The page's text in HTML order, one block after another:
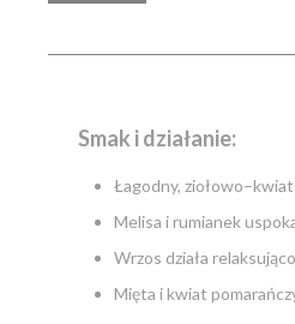
Smak i działanie:
Łagodny,
Melisa i rumianek
Wrzos działa
Mięta i kwiat